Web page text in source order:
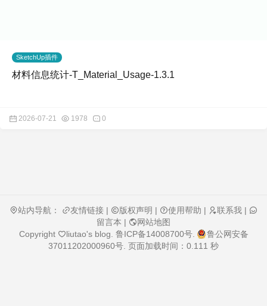
SketchUp插件
材料信息统计-T_Material_Usage-1.3.1
2026-07-21 1978 0
站内导航： 友情链接 | 版权声明 | 使用帮助 | 联系我 |
留言本 |
网站地图
Copyright
liutao's blog 鲁ICP备14008700号.
鲁公网安备
37011202000960号 . 页面加载时间：0.111 秒